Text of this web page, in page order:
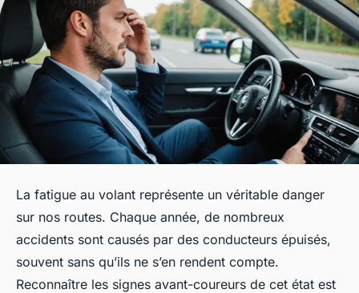
La fatigue au volant représente un véritable danger
sur nos routes. Chaque année, de nombreux
accidents sont causés par des conducteurs épuisés,
souvent sans qu’ils ne s’en rendent compte.
Reconnaître les signes avant-coureurs de cet état est